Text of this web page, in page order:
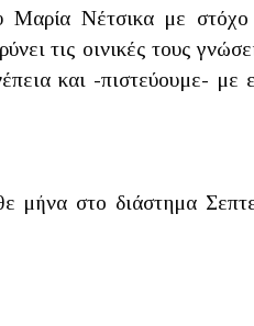
Μαρία Νέτσικα με
τις οινικές τους
και -πιστεύουμε- με
μήνα στο διάστημα